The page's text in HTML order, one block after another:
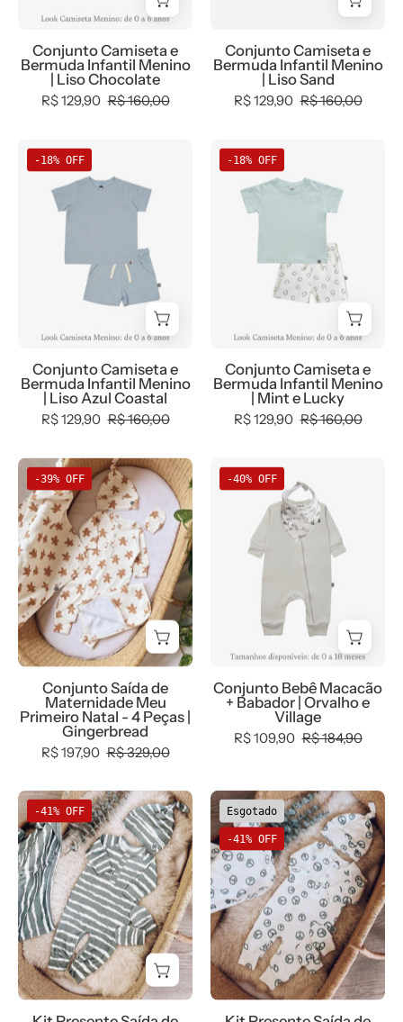
Chocolate
Conjunto Camiseta e
Bermuda Infantil Menino
| Liso Chocolate
R$ 129,90 R$ 160,00
Conjunto Camiseta e
Bermuda Infantil Menino
| Liso Sand
R$ 129,90 R$ 160,00
Bermuda
Menino
Liso
-18% OFF
Conjunto Camiseta e
Bermuda Infantil Menino
| Liso Azul Coastal
R$ 129,90 R$ 160,00
e
Bermuda
Infantil
Menino
|
Mint
-18% OFF
Conjunto Camiseta e
Bermuda Infantil Menino
| Mint e Lucky
R$ 129,90 R$ 160,00
Conjunto
Saída
de
Maternidade
Meu
Primeiro
Natal
-
4
Peças
|
Gingerbread
-39% OFF
Conjunto Saída de
Maternidade Meu
Primeiro Natal - 4 Peças |
Gingerbread
R$ 197,90 R$ 329,00
Bebê
Macacão
+
Babador
Orvalho
Village
-40% OFF
Conjunto Bebê Macacão
+ Babador | Orvalho e
Village
R$ 109,90 R$ 184,90
Kit
Presente
Saída
de
Maternidade
Bebê
4
peças
Tie
-41% OFF
Kit
Presente
Saída
de
Maternidade
Bebê
4
peças
|
Peace
Esgotado
-41% OFF